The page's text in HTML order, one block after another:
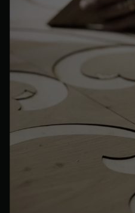
VOUS AVEZ
Nos experts sont à votre
pas dans le choix et
Un expert Décoplus